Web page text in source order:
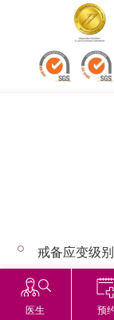
医生 预
© 2026 版权所有 © 港
戒备应变级别
恶劣天气下的